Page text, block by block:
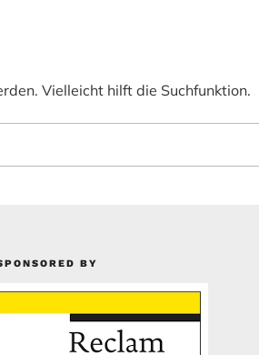
Vielleicht hilft die Suchfunktion.
BY